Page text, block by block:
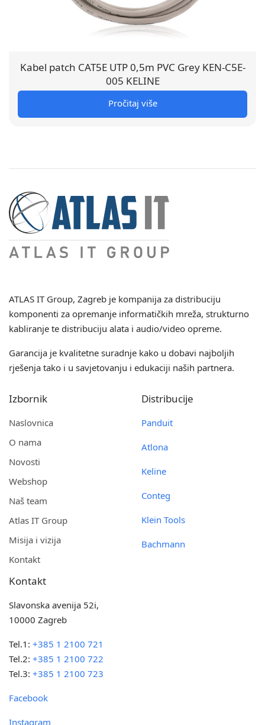
Kabel patch CAT5E UTP 0,5m PVC Grey KEN-C5E-
005 KELINE
Pročitaj više
ATLAS IT Group, Zagreb je kompanija za distribuciju
komponenti za opremanje informatičkih mreža, strukturno
kabliranje te distribuciju alata i audio/video opreme.
Garancija je kvalitetne suradnje kako u dobavi najboljih
rješenja tako i u savjetovanju i edukaciji naših partnera.
Izbornik
Naslovnica
O nama
Novosti
Webshop
Naš team
Atlas IT Group
Misija i vizija
Kontakt
Distribucije
Panduit
Atlona
Keline
Conteg
Klein Tools
Bachmann
Kontakt
Slavonska avenija 52i,
10000 Zagreb
Tel.1:+385 1 2100 721
Tel.2:+385 1 2100 722
Tel.3:+385 1 2100 723
Facebook
Instagram